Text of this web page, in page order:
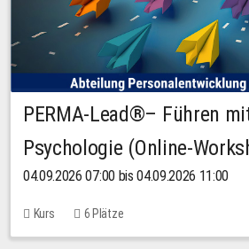
PERMA-Lead®– Führen
Psychologie (Online-
04.09.2026 07:00 bis 04.09.2026 11:00
Kurs 6 Plätze